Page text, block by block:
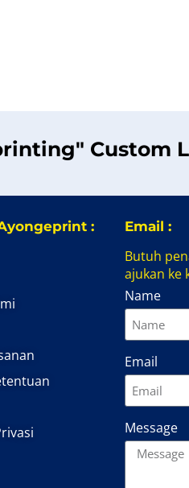
Custom
: Email :
Butuh
ajukan ke
Name
Email
Message